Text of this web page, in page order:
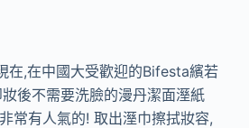
在,在中國大受歡迎的Bifesta繽若
後不需要洗臉的漫丹潔面溼紙
常有人氣的! 取出溼巾擦拭妝容,